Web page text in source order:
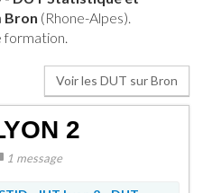
Bron (Rhone-Alpes).
formation.
Voir les DUT sur Bron
2
1 message